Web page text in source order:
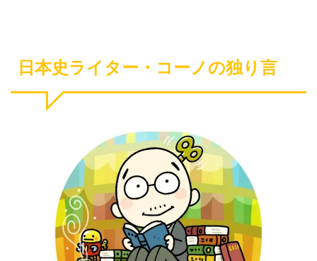
日本史ライター・コーノの独り言